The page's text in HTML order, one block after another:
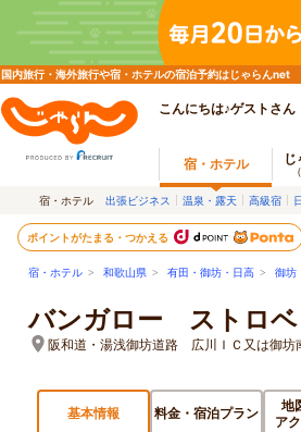
国内旅行・海外旅行や宿・ホテルの宿泊予約はじゃらんnet
こんにちは♪ゲストさん
宿・ホテル じ
宿・ホテル 出張ビジネス 温泉・露天 高級宿
ポイントがたまる・つかえる
宿・ホテル > 和歌山県 > 有田・御坊・日高 > 御坊
バンガロー ストロベ
阪和道・湯浅御坊道路 広川ＩＣ又は御
基本情報 料金・宿泊プラン
地
ア